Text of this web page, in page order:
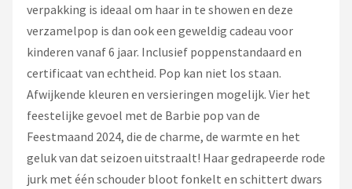
verpakking is ideaal om haar in te showen en deze
verzamelpop is dan ook een geweldig cadeau voor
kinderen vanaf 6 jaar. Inclusief poppenstandaard en
certificaat van echtheid. Pop kan niet los staan.
Afwijkende kleuren en versieringen mogelijk. Vier het
feestelijke gevoel met de Barbie pop van de
Feestmaand 2024, die de charme, de warmte en het
geluk van dat seizoen uitstraalt! Haar gedrapeerde rode
jurk met één schouder bloot fonkelt en schittert dwars